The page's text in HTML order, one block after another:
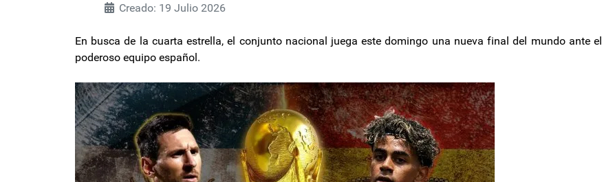
Creado: 19 Julio 2026
En busca de la cuarta estrella, el conjunto nacional juega este domingo una nueva final del mundo ante el
poderoso equipo español.